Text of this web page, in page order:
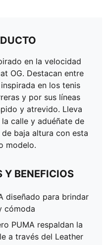
en la velocidad
OG. Destacan entre
en los tenis
y por sus líneas
y atrevido. Lleva
calle y aduéñate de
baja altura con esta
modelo.
Y BENEFICIOS
diseñado para brindar
cómoda
PUMA respaldan la
a través del Leather